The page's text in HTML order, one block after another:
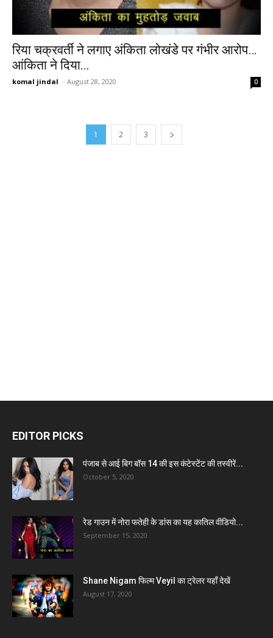
रिया चक्रवर्ती ने लगाए अंकिता लोखंडे पर गंभीर आरोप…
आंकिता ने दिया...
komal jindal - August 28, 2020 0
1 2 3
EDITOR PICKS
पंजाब से आई बिग बॉस 14 की इस कंटेस्टेंट की तस्वीरें...
October 5, 2020
रेड गाउन में नोरा फतेही के डांस का यह कातिल वीडियो...
September 15, 2020
Shane Nigam फिल्म Veyil का ट्रेलर यहाँ देखें
August 17, 2020